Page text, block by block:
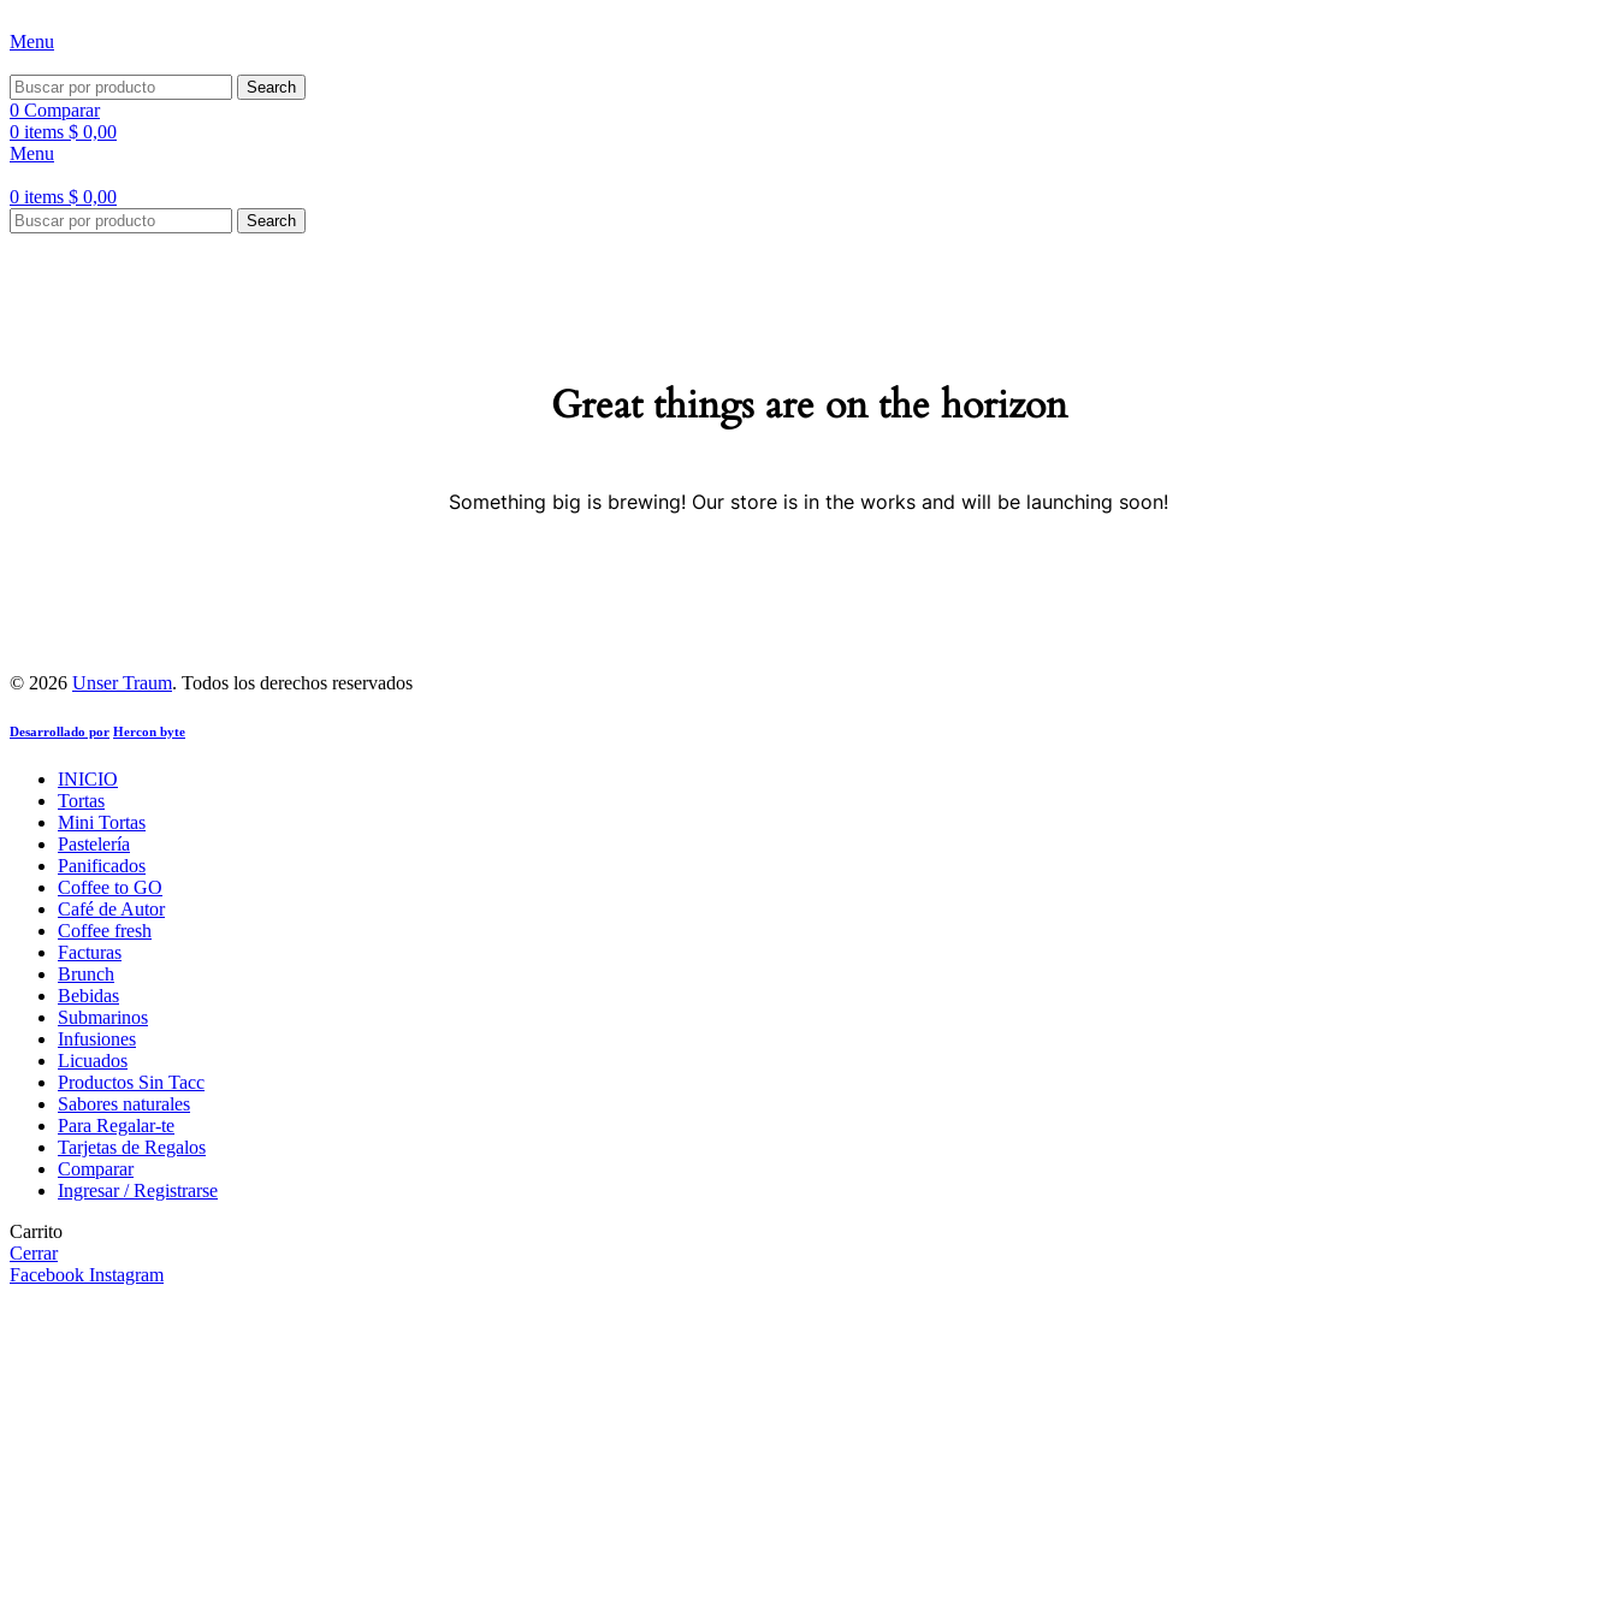
Menu
Search
0 Comparar
0 items $ 0,00
Menu
0 items $ 0,00
Search
Great things are on the horizon
Something big is brewing! Our store is in the works and will be launching soon!
© 2026 Unser Traum. Todos los derechos reservados
Desarrollado por Hercon byte
INICIO
Tortas
Mini Tortas
Pastelería
Panificados
Coffee to GO
Café de Autor
Coffee fresh
Facturas
Brunch
Bebidas
Submarinos
Infusiones
Licuados
Productos Sin Tacc
Sabores naturales
Para Regalar-te
Tarjetas de Regalos
Comparar
Ingresar / Registrarse
Carrito
Cerrar
Facebook Instagram